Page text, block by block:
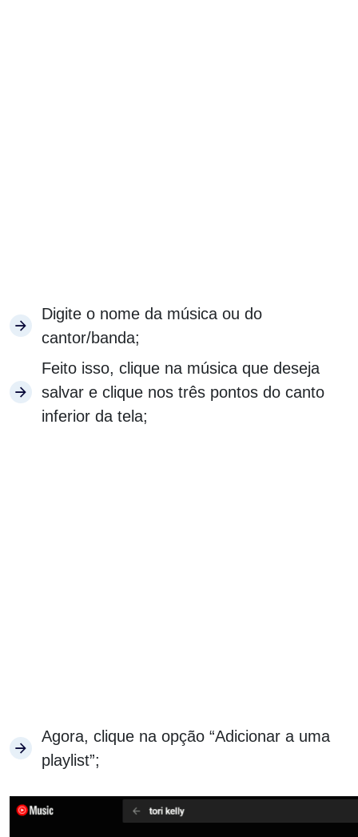
Digite o nome da música ou do
cantor/banda;
Feito isso, clique na música que deseja
salvar e clique nos três pontos do canto
inferior da tela;
Agora, clique na opção “Adicionar a uma
playlist”;